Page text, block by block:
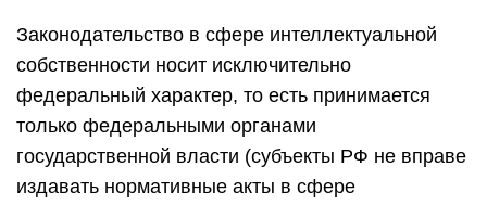
Законодательство в сфере интеллектуальной
собственности носит исключительно
федеральный характер, то есть принимается
только федеральными органами
государственной власти (субъекты РФ не вправе
издавать нормативные акты в сфере